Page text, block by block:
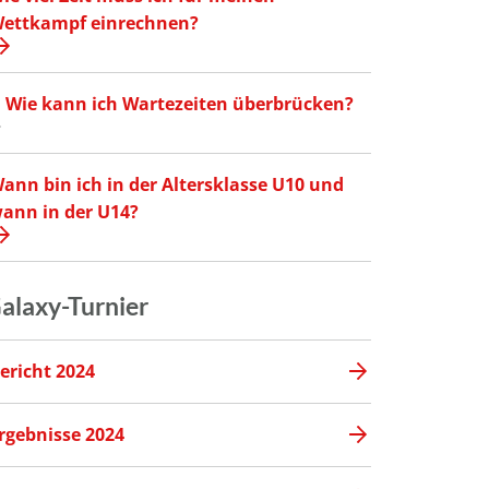
einrechnen?
Wie kann ich Wartezeiten überbrücken?
bin ich in der Altersklasse U10 und
in der U14?
Turnier
2024
2024